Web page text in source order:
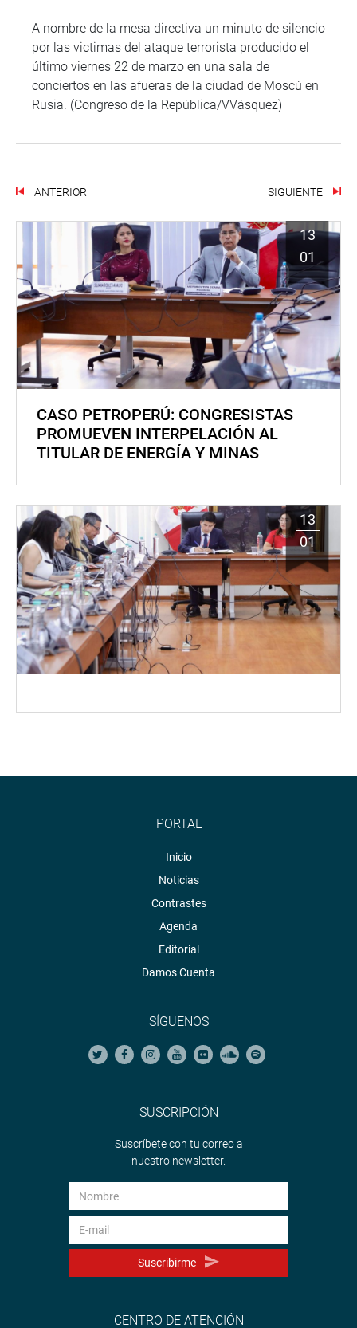
A nombre de la mesa directiva un minuto de silencio
por las victimas del ataque terrorista producido el
último viernes 22 de marzo en una sala de
conciertos en las afueras de la ciudad de Moscú en
Rusia. (Congreso de la República/VVásquez)
ANTERIOR SIGUIENTE
13
01
CASO PETROPERÚ: CONGRESISTAS
PROMUEVEN INTERPELACIÓN AL
TITULAR DE ENERGÍA Y MINAS
13
01
PORTAL
Inicio
Noticias
Contrastes
Agenda
Editorial
Damos Cuenta
SÍGUENOS
SUSCRIPCIÓN
Suscríbete con tu correo a
nuestro newsletter.
Suscribirme
CENTRO DE ATENCIÓN